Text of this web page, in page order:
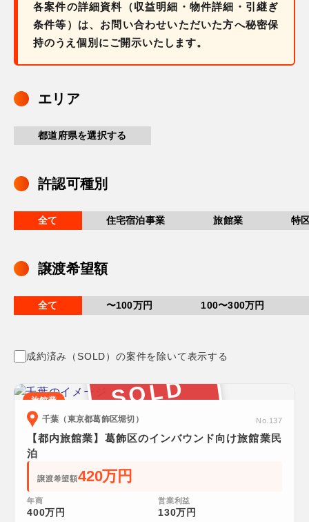
各案件の詳細資料（収益明細・物件詳細・引継ぎ
条件等）は、お問い合わせいただいた方へ秘密保
持のうえ個別にご開示いたします。
エリア
都道府県を選択する
許認可種別
全て 住宅宿泊事業 旅館業 特
譲渡希望額
全て 〜100万円 100〜300万円
成約済み（SOLD）の案件を除いて表示する
SOLD
旅館業
千葉（東京都葛飾区堀切）
No.137
【都内旅館業】葛飾区のインバウンド向け旅館業民
泊
譲渡希望額420万円
年商
400万円
営業利益
130万円